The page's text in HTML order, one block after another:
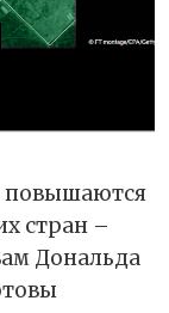
повышаются
стран –
Дональда